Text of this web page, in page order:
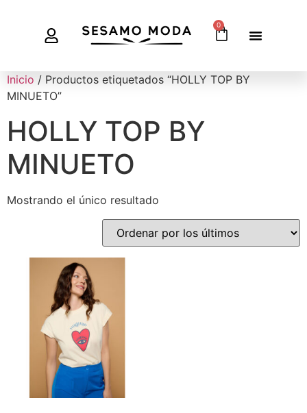
0
Inicio / Productos etiquetados “HOLLY TOP BY
MINUETO”
HOLLY TOP BY
MINUETO
Mostrando el único resultado